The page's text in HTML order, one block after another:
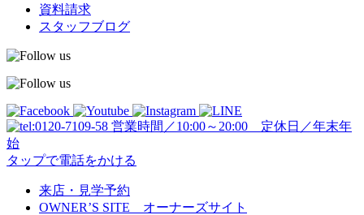
資料請求
スタッフブログ
営業時間／10:00～20:00 定休日／年末年
始
タップで電話をかける
来店・見学予約
OWNER’S SITE オーナーズサイト